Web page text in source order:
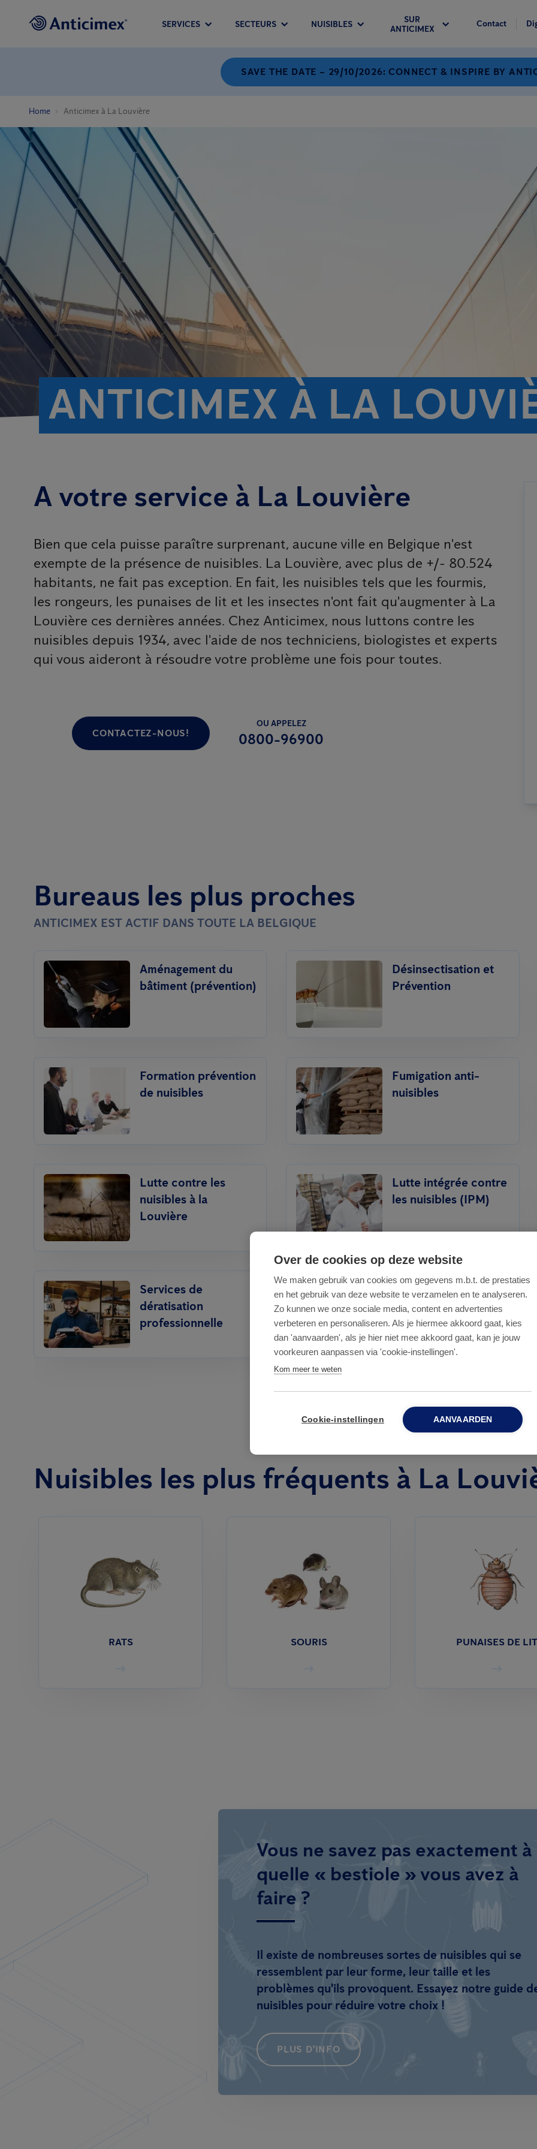
SERVICES SECTEURS NUISIBLES
SUR
ANTICIMEX
Contact
SAVE THE DATE – 29/10/2026: CONNECT & INSPIRE BY
Home Anticimex à La Louvière
ANTICIMEX À LA
A votre service à La Louvière
Bien que cela puisse paraître surprenant, aucune ville en Belgique n'est
exempte de la présence de nuisibles. La Louvière, avec plus de +/- 80.524
habitants, ne fait pas exception. En fait, les nuisibles tels que les fourmis,
les rongeurs, les punaises de lit et les insectes n'ont fait qu'augmenter à La
Louvière ces dernières années. Chez Anticimex, nous luttons contre les
nuisibles depuis 1934, avec l'aide de nos techniciens, biologistes et experts
qui vous aideront à résoudre votre problème une fois pour toutes.
CONTACTEZ-NOUS!
OU APPELEZ
0800-96900
Bureaus les plus proches
ANTICIMEX EST ACTIF DANS TOUTE LA BELGIQUE
Aménagement du
bâtiment (prévention)
Désinsectisation et
Prévention
Formation prévention
de nuisibles
Fumigation anti-
nuisibles
Lutte contre les
nuisibles à la
Louvière
Lutte intégrée contre
les nuisibles (IPM)
Services de
dératisation
professionnelle
Traitement contre les
punaises de lit
Nuisibles les plus fréquents à La
RATS SOURIS PUNAISES DE LIT
Vous ne savez pas exactement à
quelle « bestiole » vous avez à
faire ?
Il existe de nombreuses sortes de nuisibles qui se
ressemblent par leur forme, leur taille et les
problèmes qu'ils provoquent. Essayez notre guide
nuisibles pour réduire votre choix !
PLUS D'INFO
Over de cookies op deze website
We maken gebruik van cookies om gegevens m.b.t. de prestaties
en het gebruik van deze website te verzamelen en te analyseren.
Zo kunnen we onze sociale media, content en advertenties
verbeteren en personaliseren. Als je hiermee akkoord gaat, kies
dan 'aanvaarden', als je hier niet mee akkoord gaat, kan je jouw
voorkeuren aanpassen via 'cookie-instellingen'.
Kom meer te weten
Cookie-instellingen AANVAARDEN